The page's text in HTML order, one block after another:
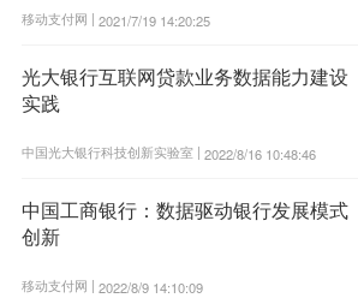
移动支付网 | 2021/7/19 14:20:25
光大银行互联网贷款业务数据能力建设
实践
中国光大银行科技创新实验室 | 2022/8/16 10:48:46
中国工商银行：数据驱动银行发展模式
创新
移动支付网 | 2022/8/9 14:10:09